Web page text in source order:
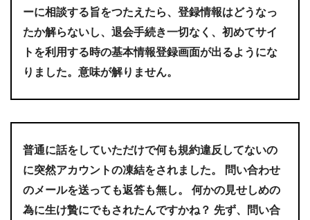
ーに相談する旨をつたえたら、登録情報はどうなっ
たか解らないし、退会手続き一切なく、初めてサイ
トを利用する時の基本情報登録画面が出るようにな
りました。意味が解りません。
普通に話をしていただけで何も規約違反してないの
に突然アカウントの凍結をされました。 問い合わせ
のメールを送っても返答も無し。 何かの見せしめの
為に生け贄にでもされたんですかね？ 先ず、問い合